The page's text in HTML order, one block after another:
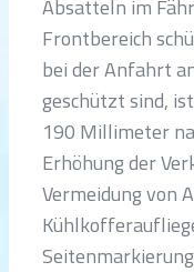
Absatteln im
Frontbereich
bei der Anfahrt
geschützt sind,
190 Millimeter
Erhöhung der
Vermeidung von